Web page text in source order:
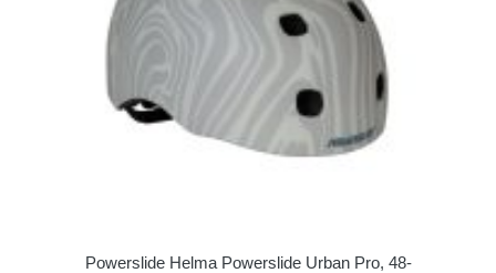
Powerslide Helma Powerslide Urban Pro, 48-